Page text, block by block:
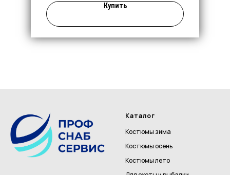
Купить
Каталог
Костюмы зима
Костюмы осень
Костюмы лето